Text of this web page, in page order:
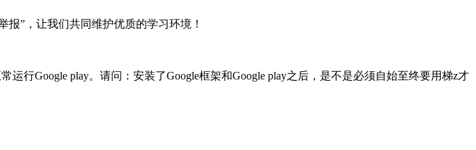
”，让我们共同维护优质的学习环境！
行Google play。请问：安装了Google框架和Google play之后，是不是必须自始至终要用梯z才